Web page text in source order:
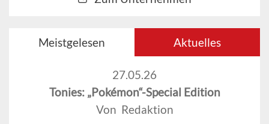
Meistgelesen Aktuelles
27.05.26
Tonies: „Pokémon“-Special Edition
Von Redaktion